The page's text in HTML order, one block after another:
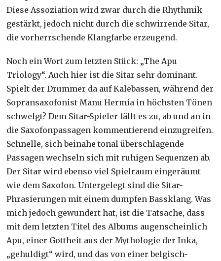
Diese Assoziation wird zwar durch die Rhythmik
gestärkt, jedoch nicht durch die schwirrende Sitar,
die vorherrschende Klangfarbe erzeugend.
Noch ein Wort zum letzten Stück: „The Apu
Triology“. Auch hier ist die Sitar sehr dominant.
Spielt der Drummer da auf Kalebassen, während der
Sopransaxofonist Manu Hermia in höchsten Tönen
schwelgt? Dem Sitar-Spieler fällt es zu, ab und an in
die Saxofonpassagen kommentierend einzugreifen.
Schnelle, sich beinahe tonal überschlagende
Passagen wechseln sich mit ruhigen Sequenzen ab.
Der Sitar wird ebenso viel Spielraum eingeräumt
wie dem Saxofon. Untergelegt sind die Sitar-
Phrasierungen mit einem dumpfen Bassklang. Was
mich jedoch gewundert hat, ist die Tatsache, dass
mit dem letzten Titel des Albums augenscheinlich
Apu, einer Gottheit aus der Mythologie der Inka,
„gehuldigt“ wird, und das von einer belgisch-